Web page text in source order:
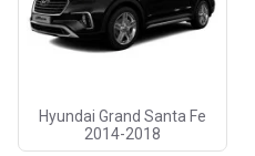
Hyundai Grand Santa Fe
2014-2018